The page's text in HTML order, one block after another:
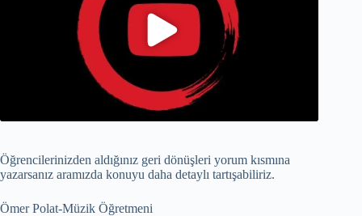
Öğrencilerinizden aldığınız geri dönüşleri yorum kısmına
yazarsanız aramızda konuyu daha detaylı tartışabiliriz.
Ömer Polat-Müzik Öğretmeni